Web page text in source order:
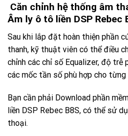
Căn chỉnh hệ thống âm
Âm ly ô tô liền DSP Rebec
Sau khi lắp đặt hoàn thiện phần
thanh, kỹ thuật viên có thể điều
chỉnh các chỉ số Equalizer, độ trễ
các mốc tần số phù hợp cho từng
Bạn cần phải Download phần
liền DSP Rebec B8S, có thể sử
thoại.